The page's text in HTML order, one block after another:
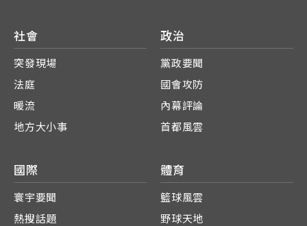
社會
突發現場
法庭
暖流
地方大小事
政治
黨政要聞
國會攻防
內幕評論
首都風雲
國際
寰宇要聞
熱搜話題
體育
籃球風雲
野球天地